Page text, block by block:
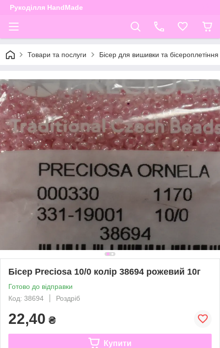
Рукоділля HandMade
Товари та послуги Бісер для вишивки та бісероплетіння
Бісер Preciosa 10/0 колір 38694 рожевий 10г
Готово до відправки
Код: 38694
Роздріб
22,40 ₴
Купити